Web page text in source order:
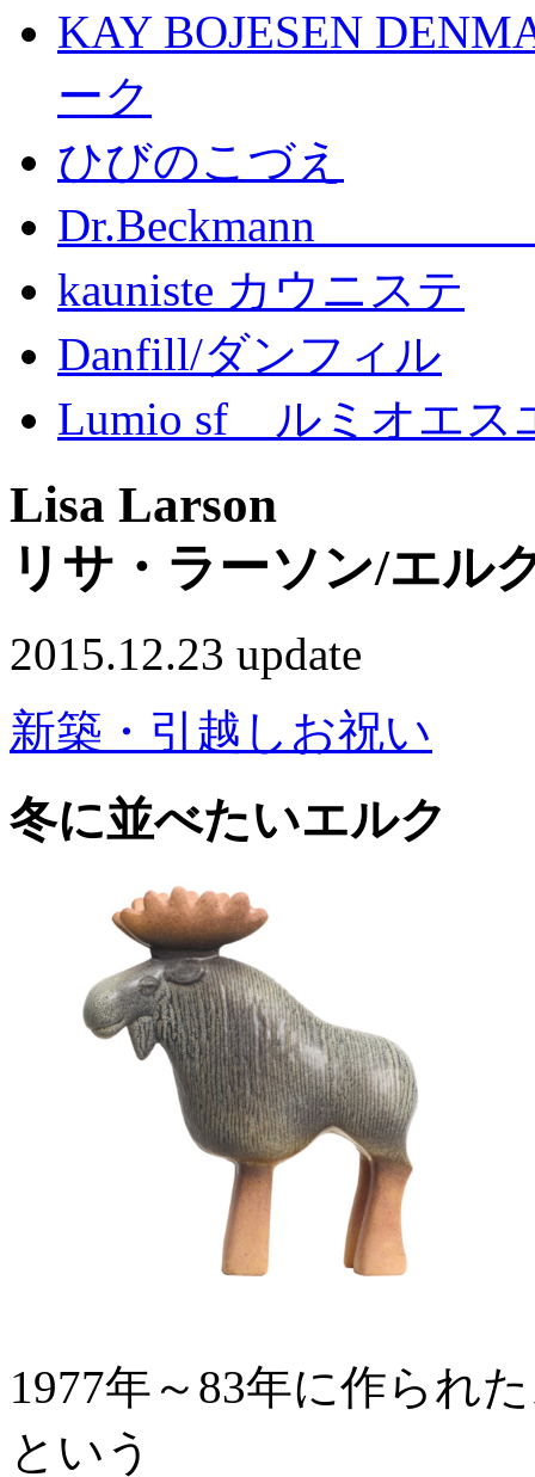
KAY BOJESEN
ーク
ひびのこづえ
Dr.Beckmann
kauniste カウニステ
Danfill/ダンフィル
Lumio sf ルミオエス
Lisa Larson
リサ・ラーソン/エル
2015.12.23 update
新築・引越しお祝い
冬に並べたいエルク
1977年～83年に作られ
という